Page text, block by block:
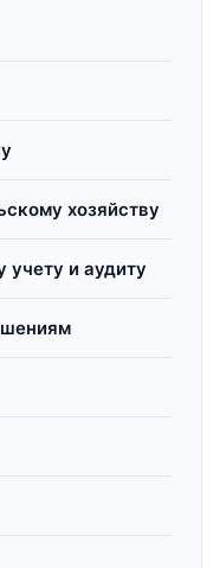
хозяйству
учету и аудиту